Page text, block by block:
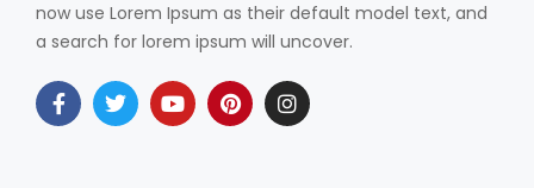
now use Lorem Ipsum as their default model text, and
a search for lorem ipsum will uncover.